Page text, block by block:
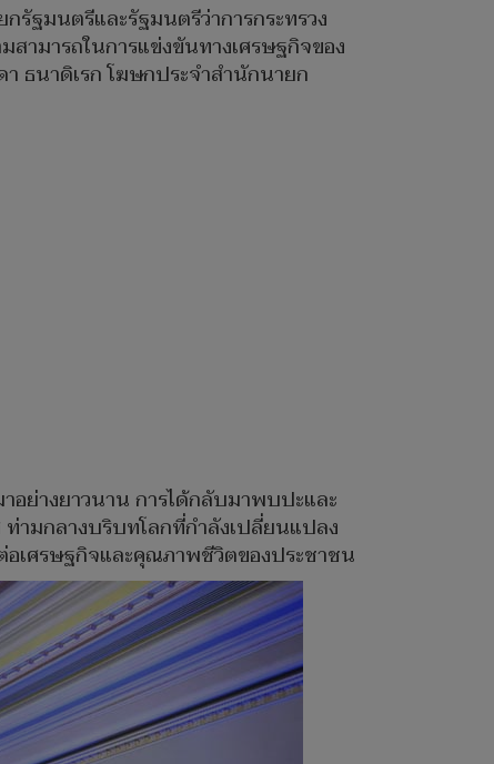
ฐมนตรีและรัฐมนตรีว่าการกระทรวง
ามารถในการแข่งขันทางเศรษฐกิจของ
ธนาดิเรก โฆษกประจำสำนักนายก
ย่างยาวนาน การได้กลับมาพบปะและ
ามกลางบริบทโลกที่กำลังเปลี่ยนแปลง
อเศรษฐกิจและคุณภาพชีวิตของประชาชน